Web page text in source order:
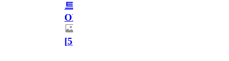
트
OPEN!
[5]